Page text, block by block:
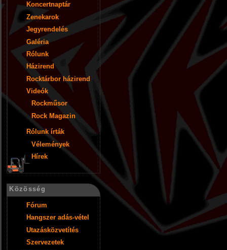
Koncertnaptár
Zenekarok
Jegyrendelés
Galéria
Rólunk
Házirend
Rocktárbor házirend
Videók
Rockműsor
Rock Magazin
Rólunk írták
Vélemények
Hírek
Közösség
Fórum
Hangszer adás-vétel
Utazásközvetítés
Szervezetek